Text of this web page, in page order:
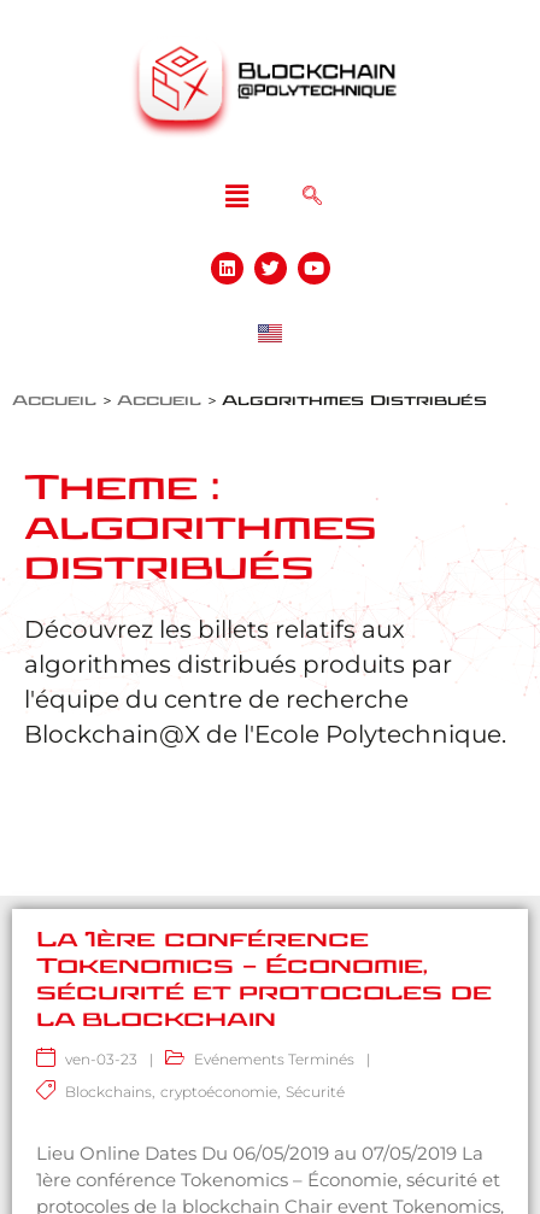
Accueil > Accueil > Algorithmes Distribués
Theme :
algorithmes
distribués
Découvrez les billets relatifs aux
algorithmes distribués produits par
l'équipe du centre de recherche
Blockchain@X de l'Ecole Polytechnique.
La 1ère conférence
Tokenomics – Économie,
sécurité et protocoles de
la blockchain
ven-03-23 | Evénements Terminés
|
Blockchains cryptoéconomie Sécurité
Lieu Online Dates Du 06/05/2019 au 07/05/2019 La
1ère conférence Tokenomics – Économie, sécurité et
protocoles de la blockchain Chair event Tokenomics,